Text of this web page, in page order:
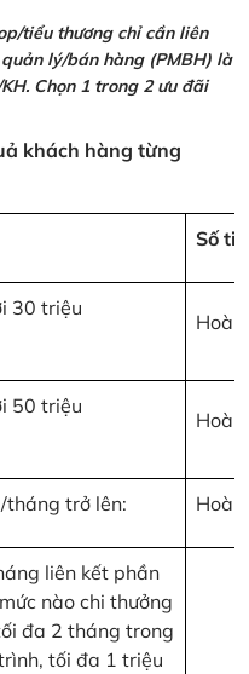
tiểu thương chỉ cần liên
lý/bán hàng (PMBH) là
Chọn 1 trong 2 ưu đãi
khách hàng từng
Số
30 triệu
50 triệu
tháng trở lên:
liên kết phần
nào chi thưởng
đa 2 tháng trong
tối đa 1 triệu